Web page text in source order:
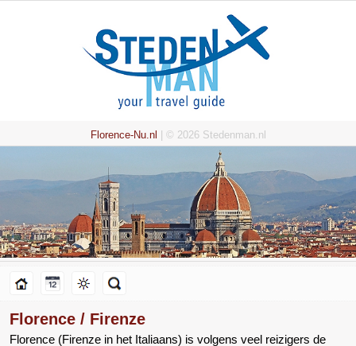
Florence-Nu.nl | © 2026 Stedenman.nl
Florence / Firenze
Florence (Firenze in het Italiaans) is volgens veel reizigers de